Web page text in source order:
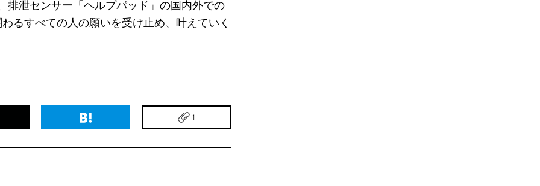
排泄センサー「ヘルプパッド」の国内外での
るすべての人の願いを受け止め、叶えていく
1